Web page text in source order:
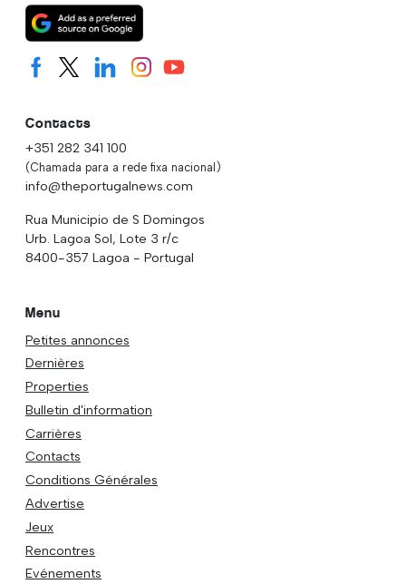
Contacts
+351 282 341 100
(Chamada para a rede fixa nacional)
info@theportugalnews.com
Rua Municipio de S Domingos
Urb. Lagoa Sol, Lote 3 r/c
8400-357 Lagoa - Portugal
Menu
Petites annonces
Dernières
Properties
Bulletin d'information
Carrières
Contacts
Conditions Générales
Advertise
Jeux
Rencontres
Evénements